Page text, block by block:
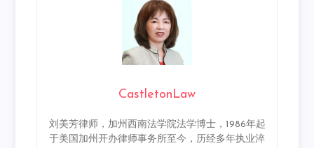
CastletonLaw
刘美芳律师，加州西南法学院法学博士，1986年起
于美国加州开办律师事务所至今，历经多年执业淬